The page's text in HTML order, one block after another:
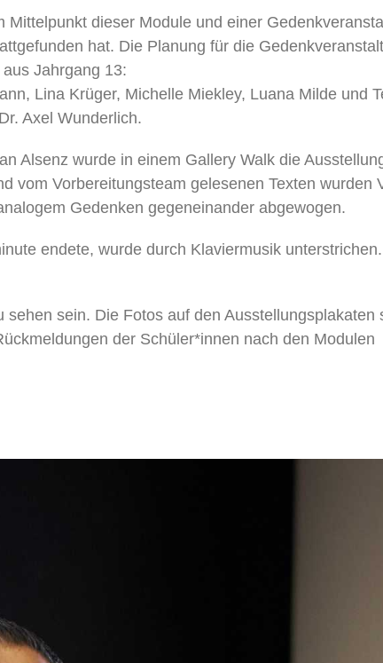
Mittelpunkt dieser Module und einer
hat. Die Planung für die
Jahrgang 13:
Lina Krüger, Michelle Miekley, Luana Milde und
Axel Wunderlich.
Alsenz wurde in einem Gallery Walk die
vom Vorbereitungsteam gelesenen Texten wurden
Gedenken gegeneinander abgewogen.
endete, wurde durch Klaviermusik
sein. Die Fotos auf den Ausstellungsplakaten
der Schüler*innen nach den Modulen